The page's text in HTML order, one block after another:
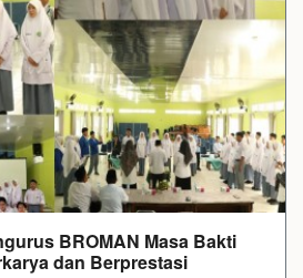
BROMAN Masa Bakti
dan Berprestasi